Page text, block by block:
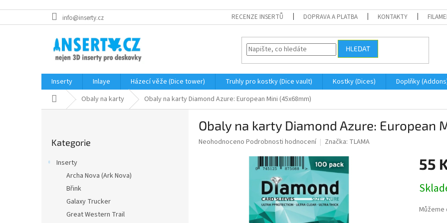
na
info@inserty.cz RECENZE INSERTŮ DOPRAVA A PLATBA KONTAKTY
HLEDAT
Inserty Inlaye Házecí věže (Dice tower) Truhly pro kostky (Dice vault) Kostky (Dices) Doplňky
Domů Obaly na karty Obaly na karty Diamond Azure: European Mini (45x68mm)
kategorie
Kategorie
Inserty
Archa Nova (Ark Nova)
Břink
Galaxy Trucker
Great Western Trail
Obaly na karty Diamond Azure: European
Průměrné
Neohodnoceno Podrobnosti hodnocení Značka: TLAMA
55
cena:
Můžeme